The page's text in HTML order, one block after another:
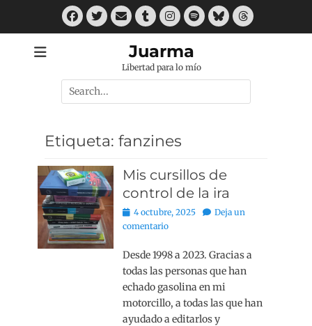
Facebook
TwitterCorreo
electrónico
TumblrInstagram
Spotify
BlueskyThreads
Juarma
Libertad para lo mío
Buscar
por:
Etiqueta: fanzines
Mis cursillos de
control de la ira
Publicado
el
4 octubre, 2025
Deja un
comentario
Desde 1998 a 2023. Gracias a
todas las personas que han
echado gasolina en mi
motorcillo, a todas las que han
ayudado a editarlos y